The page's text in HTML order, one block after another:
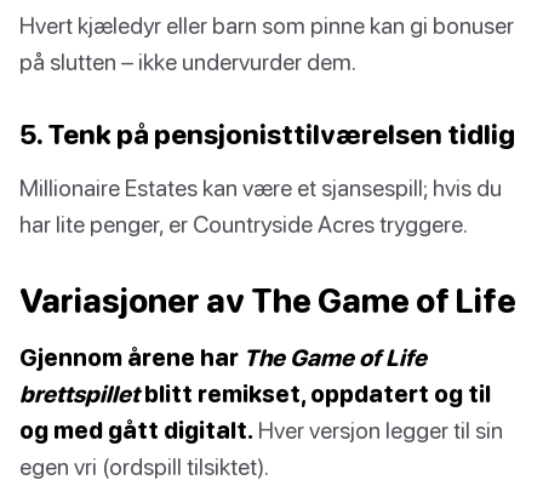
Hvert kjæledyr eller barn som pinne kan gi bonuser
på slutten – ikke undervurder dem.
5. Tenk på pensjonisttilværelsen tidlig
Millionaire Estates kan være et sjansespill; hvis du
har lite penger, er Countryside Acres tryggere.
Variasjoner av The Game of Life
Gjennom årene har The Game of Life
brettspilletblitt remikset, oppdatert og til
og med gått digitalt. Hver versjon legger til sin
egen vri (ordspill tilsiktet).